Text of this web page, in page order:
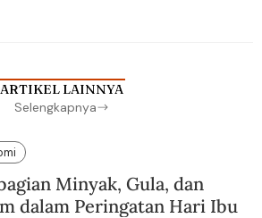
ARTIKEL LAINNYA
Selengkapnya
Minyak, Gula, dan
dalam Peringatan Hari Ibu